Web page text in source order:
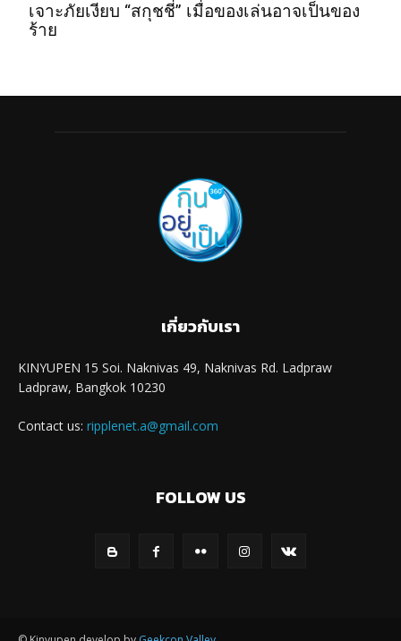
เจาะภัยเงียบ “สกุชชี่” เมื่อของเล่นอาจเป็นของ
ร้าย
เกี่ยวกับเรา
KINYUPEN 15 Soi. Naknivas 49, Naknivas Rd. Ladpraw
Ladpraw, Bangkok 10230
Contact us: ripplenet.a@gmail.com
FOLLOW US